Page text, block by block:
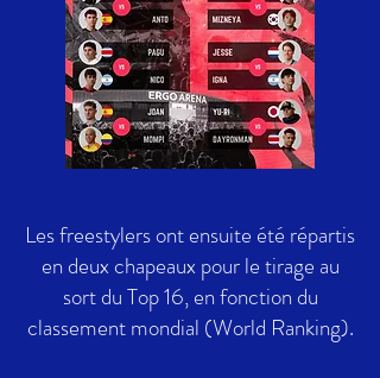
Les freestylers ont ensuite été répartis
en deux chapeaux pour le tirage au
sort du Top 16, en fonction du
classement mondial (World Ranking).